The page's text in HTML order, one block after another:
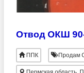
ППК Продам